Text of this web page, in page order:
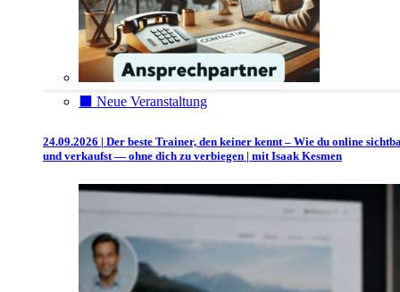
⬛️ Neue Veranstaltung
24.09.2026 | Der beste Trainer, den keiner kennt – Wie du online
und verkaufst — ohne dich zu verbiegen | mit Isaak Kesmen